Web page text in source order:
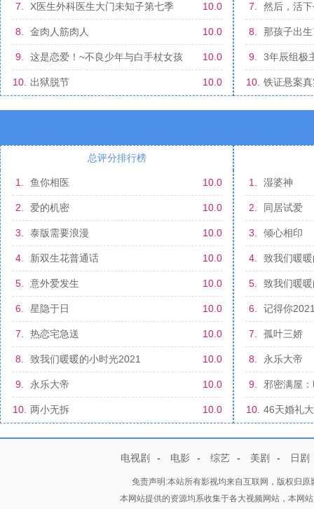
7. X医生外科医生大门未知子第七季 10.0
8. 金肉人筋肉人 10.0
9. 这是恋爱！~不良少年与白手杖女孩 10.0
10. 出狱脱节 10.0
7. 然后，活
8. 那孩子出
9. 3年辰组极
10. 铁证悬案
总评分排行榜
1. 鱼你相医 10.0
2. 爱的机密 10.0
3. 泰版需要浪漫 10.0
4. 新双生花普通话 10.0
5. 意外爱发生 10.0
6. 星隐于日 10.0
7. 热恋宅急送 10.0
8. 致我们暖暖的小时光2021 10.0
9. 永乐大帝 10.0
10. 两小无拆 10.0
1. 湿婆神
2. 同居试爱
3. 倾心相印
4. 致我们暖
5. 致我们暖
6. 记得你
7. 孤叶三娇
8. 永乐大帝
9. 邪密满屋
10. 46天婚礼
电视剧 - 电影 - 综艺 - 美剧 - 日剧
免责声明:本站所有影视均来自互联网，版权归
本网站提供的资源均系收集于各大视频网站，本网